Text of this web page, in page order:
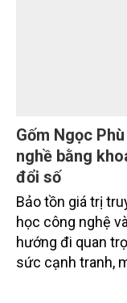
Gốm Ngọc
nghề bằng
đổi số
Bảo tồn giá trị
học công nghệ
hướng đi quan
sức cạnh tranh,